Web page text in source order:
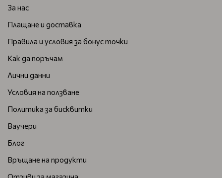
За нас
Плащане и доставка
Правила и условия за бонус точки
Как да поръчам
Лични данни
Условия на ползване
Политика за бисквитки
Ваучери
Блог
Връщане на продукти